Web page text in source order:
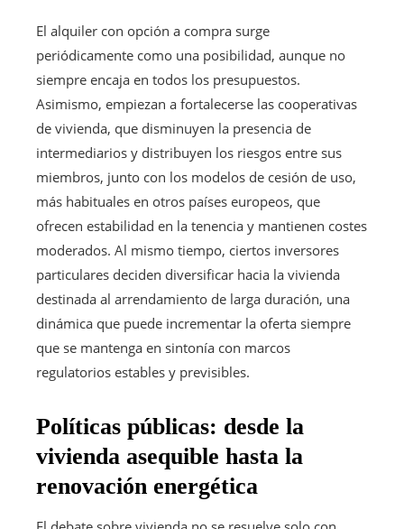
El alquiler con opción a compra surge
periódicamente como una posibilidad, aunque no
siempre encaja en todos los presupuestos.
Asimismo, empiezan a fortalecerse las cooperativas
de vivienda, que disminuyen la presencia de
intermediarios y distribuyen los riesgos entre sus
miembros, junto con los modelos de cesión de uso,
más habituales en otros países europeos, que
ofrecen estabilidad en la tenencia y mantienen costes
moderados. Al mismo tiempo, ciertos inversores
particulares deciden diversificar hacia la vivienda
destinada al arrendamiento de larga duración, una
dinámica que puede incrementar la oferta siempre
que se mantenga en sintonía con marcos
regulatorios estables y previsibles.
Políticas públicas: desde la
vivienda asequible hasta la
renovación energética